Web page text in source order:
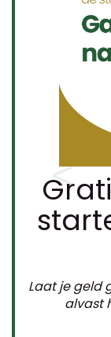
Laat je geld
alvast
Het